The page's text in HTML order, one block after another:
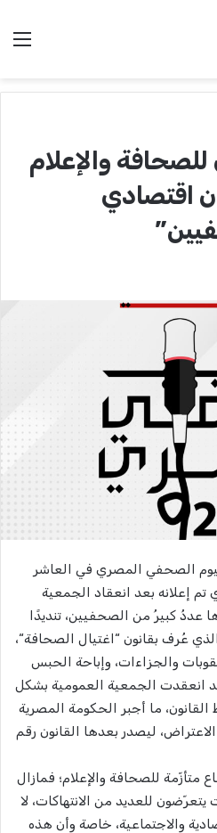
والإعلام
اقتصادي
للاحتفال بيوم الصحفي المصري في العاشر
الذي تم إعلانه بعد انعقاد الجمعية
عددُ كبيرُ من الصحفيين، تنديدًا
رقم 93 لسنة 1995، والذي عُرف بقانون “اغتيال الصحافة“،
والجزاءات، وإباحة الحبس
انعقدت الجمعية العمومية بشكل
ما أجبر الحكومة المصرية
ليصدر بعدها القانون رقم
للصحافة والإعلام؛ فمازال
للعديد من الانتهاكات، لا
والاجتماعية، خاصة وأن هذه